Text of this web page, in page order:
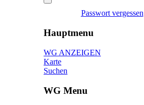
Passwort vergessen
Hauptmenu
WG ANZEIGEN
Karte
Suchen
WG Menu